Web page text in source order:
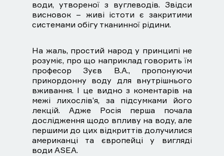
води, утвореної з вуглеводів. Звідси
висновок – живі істоти є закритими
системами обігу тканинної рідини.
На жаль, простий народ у принципі не
розуміє, про що наприклад говорить їм
професор Зуєв В.А., пропонуючи
прикордонну воду для внутрішнього
вживання. І це видно з коментарів на
межі лихослів’я, за підсумками його
лекцій. Адже Росія перша почала
дослідження щодо впливу на воду, але
першими до цих відкриттів долучилися
американці та європейці у вигляді
води ASEA.